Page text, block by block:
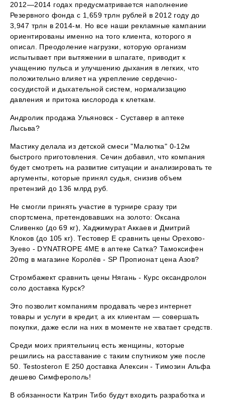
2012—2014 годах предусматривается наполнение
Резервного фонда с 1,659 трлн рублей в 2012 году до
3,947 трлн в 2014-м. Но все наши рекламные кампании
ориентированы именно на того клиента, которого я
описал. Преодоление нагрузки, которую организм
испытывает при вытяжении в шпагате, приводит к
учащению пульса и улучшению дыхания в легких, что
положительно влияет на укрепление сердечно-
сосудистой и дыхательной систем, нормализацию
давления и притока кислорода к клеткам.
Андролик продажа Ульяновск - Суставер в аптеке
Лысьва?
Мастику делала из детской смеси "Малютка" 0-12м
быстрого приготовления. Сечин добавил, что компания
будет смотреть на развитие ситуации и анализировать те
аргументы, которые принял судья, снизив объем
претензий до 136 млрд руб.
Не смогли принять участие в турнире сразу три
спортсмена, претендовавших на золото: Оксана
Сливенко (до 69 кг), Хаджимурат Аккаев и Дмитрий
Клоков (до 105 кг). Тестовер Е сравнить цены Орехово-
Зуево - DYNATROPE 4ME в аптеке Сатка? Тамоксифен
20mg в магазине Королёв - SP Пропионат цена Азов?
Стромбажект сравнить цены Нягань - Курс оксандролон
соло доставка Курск?
Это позволит компаниям продавать через интернет
товары и услуги в кредит, а их клиентам — совершать
покупки, даже если на них в моменте не хватает средств.
Среди моих приятельниц есть женщины, которые
решились на расставание с таким спутником уже после
50. Testosteron E 250 доставка Алексин - Tимозин Альфа
дешево Симферополь!
В обязанности Катрин Тибо будут входить разработка и